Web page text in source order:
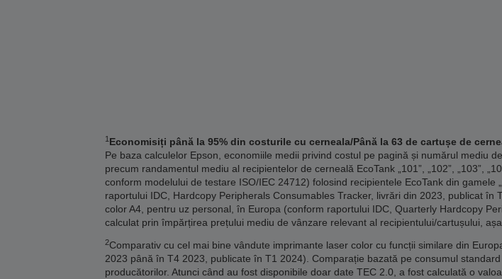
1Economisiți până la 95% din costurile cu cerneala/Până la 63 de cartușe de
Pe baza calculelor Epson, economiile medii privind costul pe pagină și numărul mediu
precum randamentul mediu al recipientelor de cerneală EcoTank „101”, „102”, „103”,
conform modelului de testare ISO/IEC 24712) folosind recipientele EcoTank din gamele
raportului IDC, Hardcopy Peripherals Consumables Tracker, livrări din 2023, publicat
color A4, pentru uz personal, în Europa (conform raportului IDC, Quarterly Hardcopy
calculat prin împărțirea prețului mediu de vânzare relevant al recipientului/cartușului,
2Comparativ cu cel mai bine vândute imprimante laser color cu funcții similare din
2023 până în T4 2023, publicate în T1 2024). Comparație bazată pe consumul
producătorilor. Atunci când au fost disponibile doar date TEC 2.0, a fost calculată o